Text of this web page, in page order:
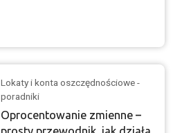
Lokaty i konta oszczędnościowe -
poradniki
Oprocentowanie zmienne –